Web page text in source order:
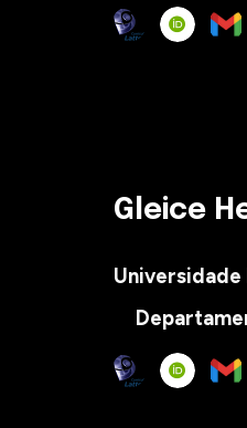
Gleice
Universidade